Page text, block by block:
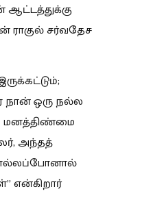
ஆட்டத்துக்கு
ராகுல் சர்வதேச
நான் ஒரு நல்ல
மனத்திண்மை
அந்தத்
என்கிறார்